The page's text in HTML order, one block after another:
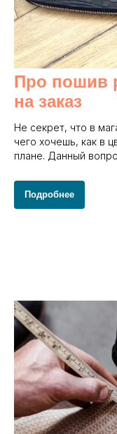
Про пошив
на заказ
Не секрет, что в
чего хочешь, как в
плане. Данный
Подробнее